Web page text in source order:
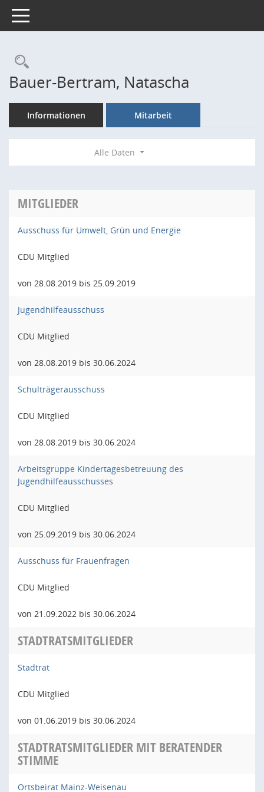
Toggle navigation
Rechercheauswahl
Bauer-Bertram, Natascha
Informationen Mitarbeit
Alle Daten
MITGLIEDER
Ausschuss für Umwelt, Grün und Energie
CDU Mitglied
von 28.08.2019 bis 25.09.2019
Jugendhilfeausschuss
CDU Mitglied
von 28.08.2019 bis 30.06.2024
Schulträgerausschuss
CDU Mitglied
von 28.08.2019 bis 30.06.2024
Arbeitsgruppe Kindertagesbetreuung des
Jugendhilfeausschusses
CDU Mitglied
von 25.09.2019 bis 30.06.2024
Ausschuss für Frauenfragen
CDU Mitglied
von 21.09.2022 bis 30.06.2024
STADTRATSMITGLIEDER
Stadtrat
CDU Mitglied
von 01.06.2019 bis 30.06.2024
STADTRATSMITGLIEDER MIT BERATENDER
STIMME
Ortsbeirat Mainz-Weisenau